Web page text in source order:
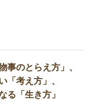
事のとらえ方」、
「考え方」、
る「生き方」